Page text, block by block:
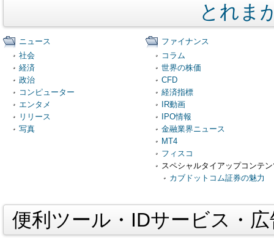
とれま
ニュース
社会
経済
政治
コンピューター
エンタメ
リリース
写真
ファイナンス
コラム
世界の株価
CFD
経済指標
IR動画
IPO情報
金融業界ニュース
MT4
フィスコ
スペシャルタイアップコンテ
カブドットコム証券の魅力
便利ツール・IDサービス・